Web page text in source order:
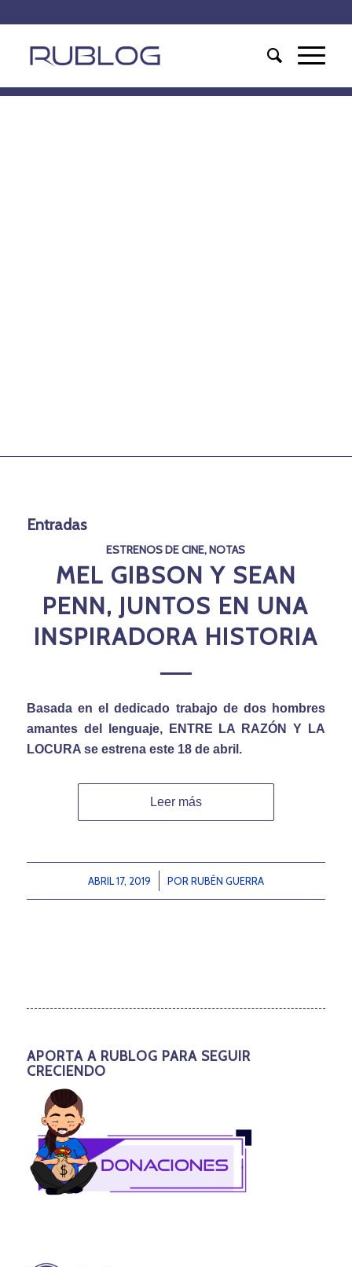
Entradas
ESTRENOS DE CINE,NOTAS
MEL GIBSON Y SEAN
PENN, JUNTOS EN UNA
INSPIRADORA HISTORIA
Basada en el dedicado trabajo de dos hombres
amantes del lenguaje,
ENTRE LA RAZÓN Y LA
LOCURA se estrena este 18 de abril.
Leer más
ABRIL 17, 2019
/ POR RUBÉN GUERRA
APORTA A RUBLOG PARA SEGUIR
CRECIENDO